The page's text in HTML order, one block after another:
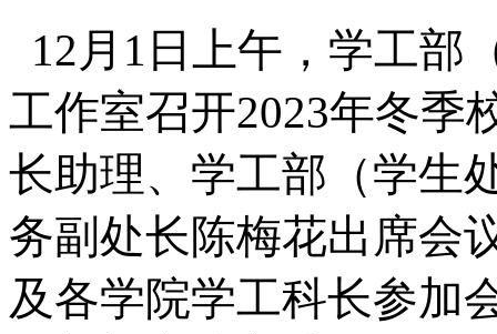
12月1日上午，学工部
工作室召开2023年冬季
长助理、学工部（学生
务副处长陈梅花出席会
及各学院学工科长参加